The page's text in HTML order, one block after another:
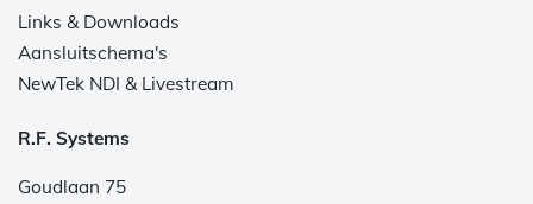
Links & Downloads
Aansluitschema's
NewTek NDI & Livestream
R.F. Systems
Goudlaan 75